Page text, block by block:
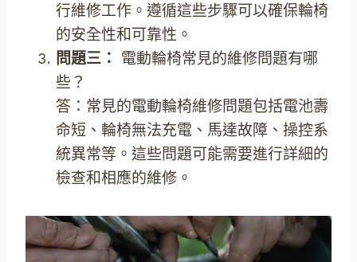
行維修工作。遵循這些步驟可以確保輪椅
的安全性和可靠性。
問題三：
電動輪椅常見的維修問題有哪
些？
答：常見的電動輪椅維修問題包括電池壽
命短、輪椅無法充電、馬達故障、操控系
統異常等。這些問題可能需要進行詳細的
檢查和相應的維修。